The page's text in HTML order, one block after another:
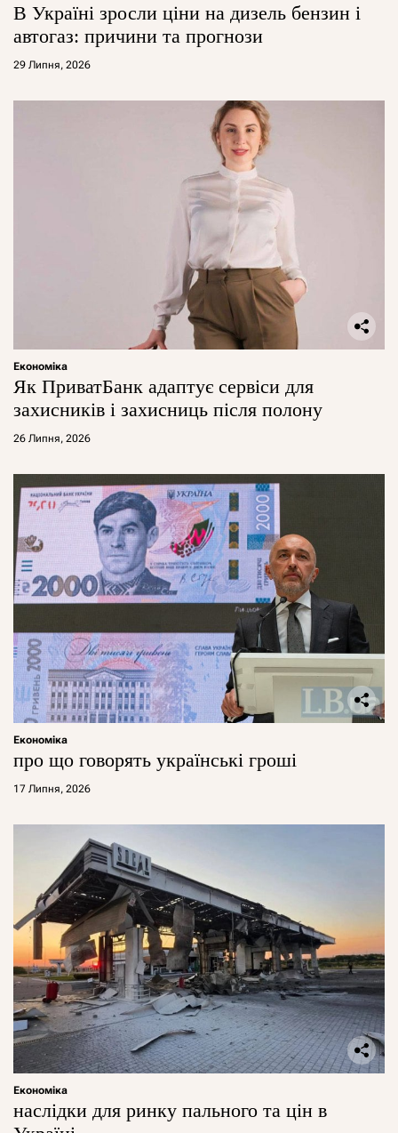
В Україні зросли ціни на дизель бензин і
автогаз: причини та прогнози
29 Липня, 2026
Економіка
Як ПриватБанк адаптує сервіси для
захисників і захисниць після полону
26 Липня, 2026
Економіка
про що говорять українські гроші
17 Липня, 2026
Економіка
наслідки для ринку пального та цін в